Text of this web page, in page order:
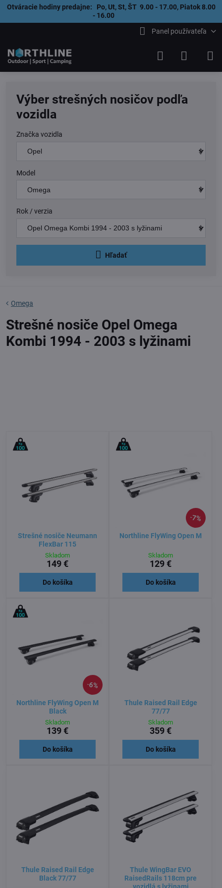
Otváracie hodiny predajne: Po, Ut, St, ŠT 9.00 - 17.00, Piatok 8.00
- 16.00
Panel používateľa
Výber strešných nosičov podľa
vozidla
Značka vozidla
Model
Rok / verzia
Hľadať
Omega
Strešné nosiče Opel Omega
Kombi 1994 - 2003 s lyžinami
Strešné nosiče Neumann
FlexBar 115
Skladom
149 €
Do košíka
7%
Northline FlyWing Open M
Skladom
129 €
Do košíka
6%
Northline FlyWing Open M
Black
Skladom
139 €
Do košíka
Thule Raised Rail Edge
77/77
Skladom
359 €
Do košíka
Thule Raised Rail Edge
Black 77/77
Thule WingBar EVO
RaisedRails 118cm pre